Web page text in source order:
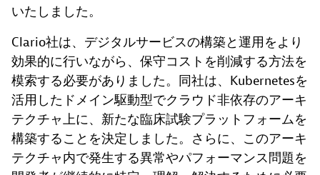
いたしました。
Clario社は、デジタルサービスの構築と運用をより
効果的に行いながら、保守コストを削減する方法を
模索する必要がありました。同社は、Kubernetesを
活用したドメイン駆動型でクラウド非依存のアーキ
テクチャ上に、新たな臨床試験プラットフォームを
構築することを決定しました。さらに、このアーキ
テクチャ内で発生する異常やパフォーマンス問題を